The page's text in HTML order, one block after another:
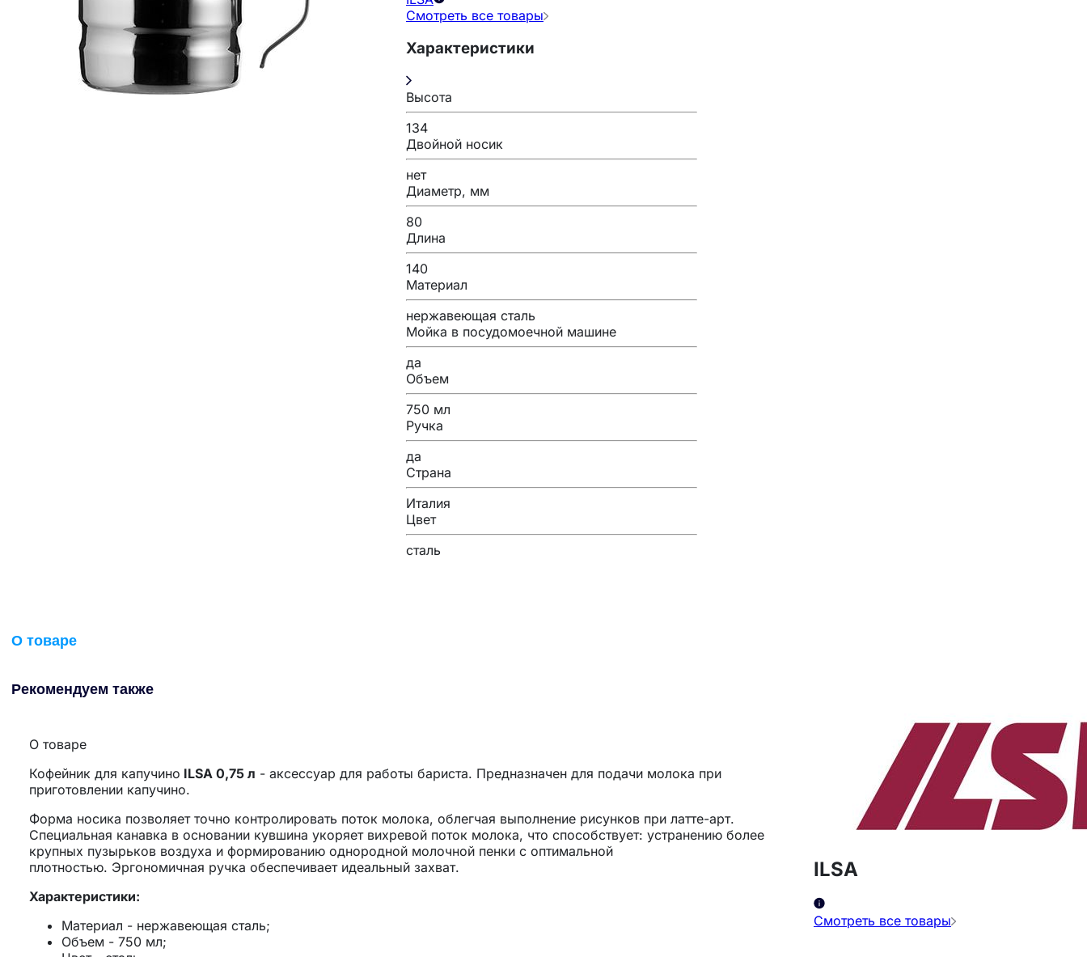
Смотреть все товары
Характеристики
Высота
134
Двойной носик
нет
Диаметр, мм
80
Длина
140
Материал
нержавеющая сталь
Мойка в посудомоечной машине
да
Объем
750 мл
Ручка
да
Страна
Италия
Цвет
сталь
О товаре
Рекомендуем также
О товаре
Кофейник для капучино ILSA 0,75 л - аксессуар для работы бариста. Предназначен для подачи молока при
приготовлении капучино.
Форма носика позволяет точно контролировать поток молока, облегчая выполнение рисунков при латте-арт.
Специальная канавка в основании кувшина укоряет вихревой поток молока, что способствует: устранению более
крупных пузырьков воздуха и формированию однородной молочной пенки с оптимальной
плотностью. Эргономичная ручка обеспечивает идеальный захват.
Характеристики:
Материал - нержавеющая сталь;
Объем - 750 мл;
ILSA
Смотреть все товары